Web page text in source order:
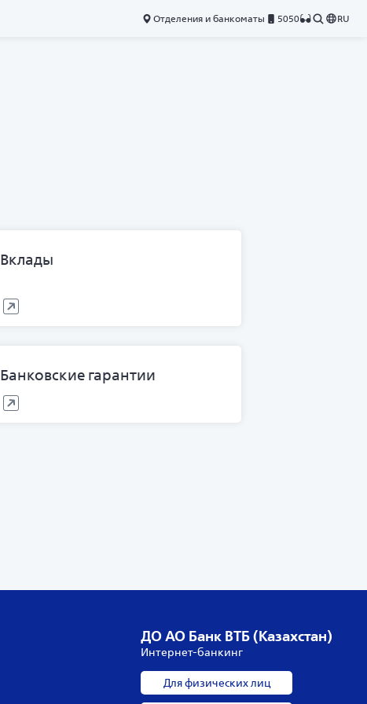
Отделения и банкоматы 5050 RU
Вклады
Банковские гарантии
ДО АО Банк ВТБ (Казахстан)
Интернет-банкинг
Для физических лиц